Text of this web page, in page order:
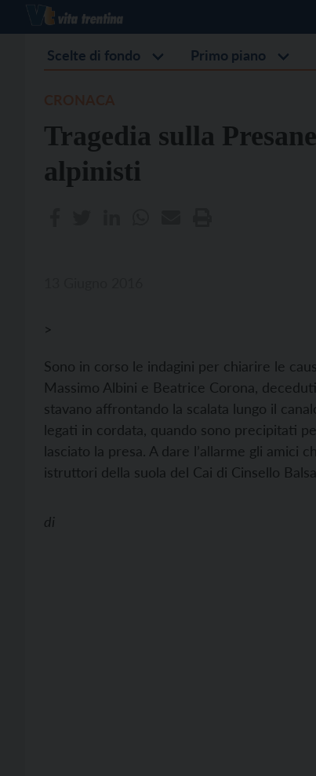
Scelte di fondo Primo piano
Tragedia sulla
alpinisti
>
Sono in corso le indagini per chiarire le
Massimo Albini e Beatrice Corona,
stavano affrontando la scalata lungo il
legati in cordata, quando sono precipitati
lasciato la presa. A dare l’allarme gli amici
istruttori della suola del Cai di Cinsello
di